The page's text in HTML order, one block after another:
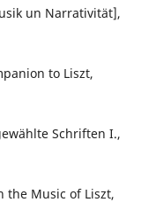
un Narrativität],
to Liszt,
Schriften I.,
the Music of Liszt,